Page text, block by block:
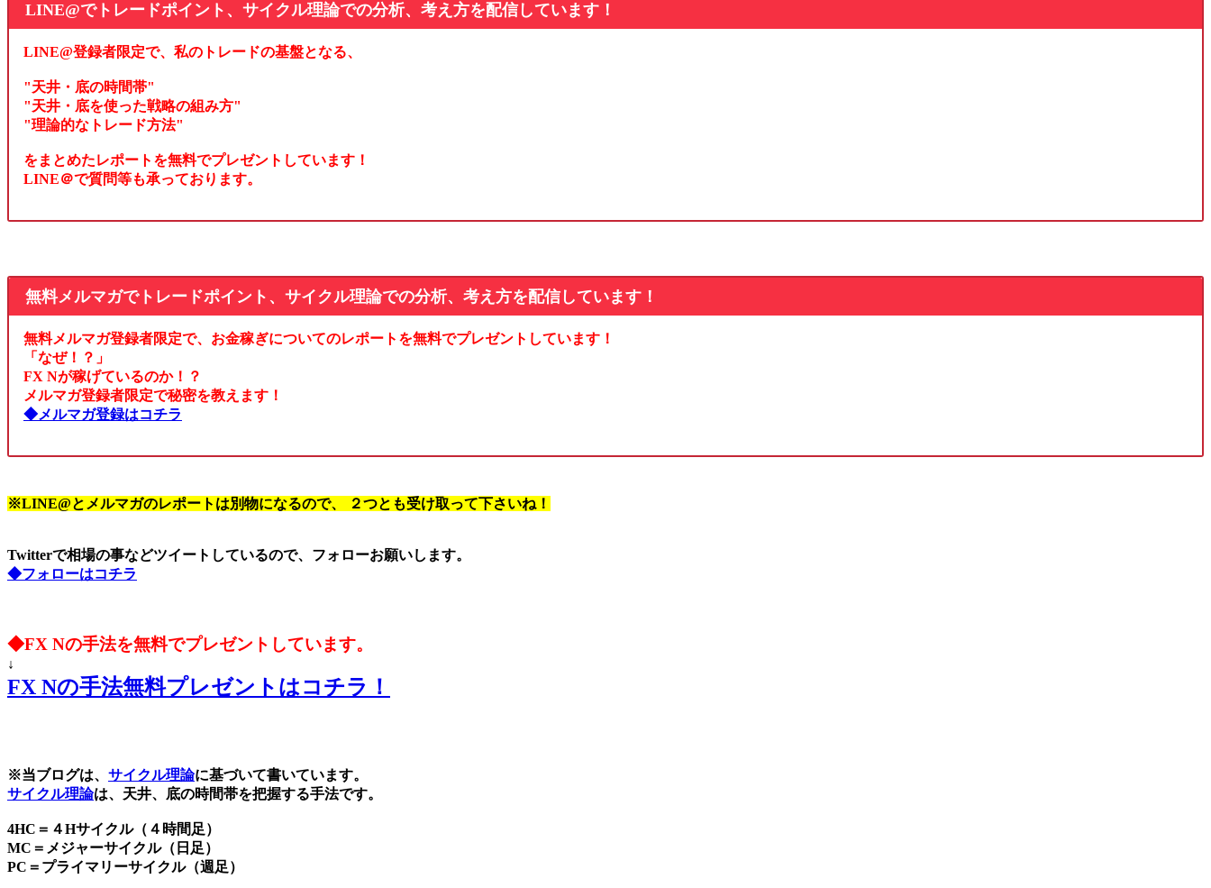
LINE@でトレードポイント、サイクル理論での分析、考え方を配信しています！
LINE@登録者限定で、私のトレードの基盤となる、
"天井・底の時間帯"
"天井・底を使った戦略の組み方"
"理論的なトレード方法"
をまとめたレポートを無料でプレゼントしています！
LINE＠で質問等も承っております。
無料メルマガでトレードポイント、サイクル理論での分析、考え方を配信しています！
無料メルマガ登録者限定で、お金稼ぎについてのレポートを無料でプレゼントしています！
「なぜ！？」
FX Nが稼げているのか！？
メルマガ登録者限定で秘密を教えます！
◆メルマガ登録はコチラ
※LINE@とメルマガのレポートは別物になるので、 ２つとも受け取って下さいね！
Twitterで相場の事などツイートしているので、フォローお願いします。
◆フォローはコチラ
◆FX Nの手法を無料でプレゼントしています。
↓
FX Nの手法無料プレゼントはコチラ！
※当ブログは、 サイクル理論に基づいて書いています。
サイクル理論は、天井、底の時間帯を把握する手法です。
4HC＝４Hサイクル（４時間足）
MC＝メジャーサイクル（日足）
PC＝プライマリーサイクル（週足）